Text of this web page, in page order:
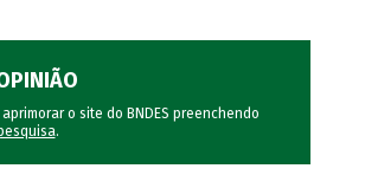
o site do BNDES preenchendo
.